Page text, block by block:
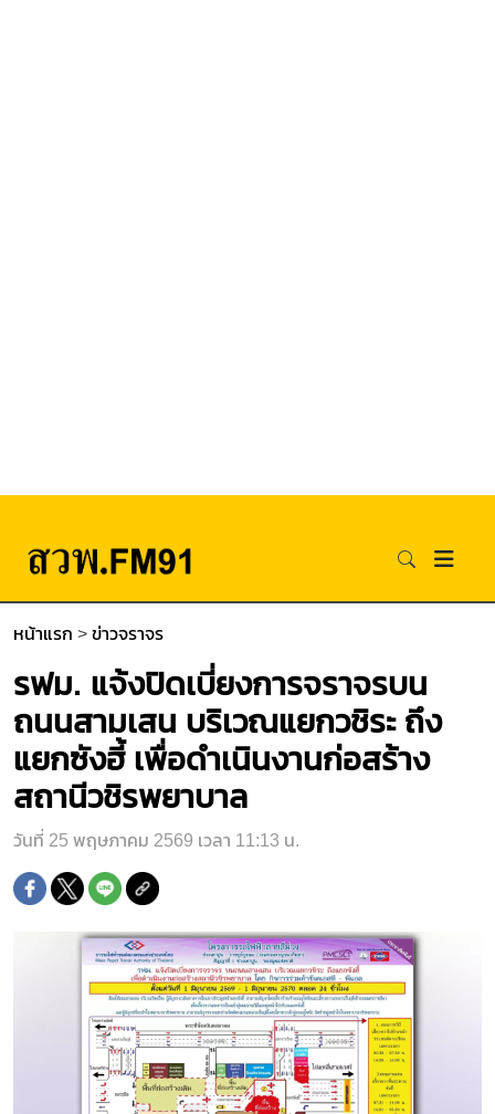
หน้าแรก > ข่าวจราจร
รฟม. แจ้งปิดเบี่ยงการจราจรบน
ถนนสามเสน บริเวณแยกวชิระ ถึง
แยกซังฮี้ เพื่อดำเนินงานก่อสร้าง
สถานีวชิรพยาบาล
วันที่ 25 พฤษภาคม 2569 เวลา 11:13 น.